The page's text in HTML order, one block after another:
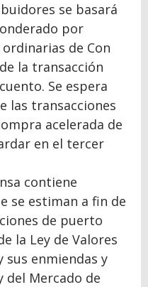
se basará
por
de Con
la transacción
Se espera
las transacciones
acelerada de
en el tercer
contiene
se estiman a fin de
de puerto
la Ley de Valores
sus enmiendas y
del Mercado de